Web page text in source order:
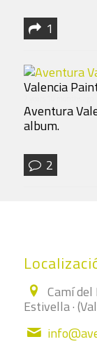
1
Valencia
Aventura
album.
2
Camí del
Estivella ·